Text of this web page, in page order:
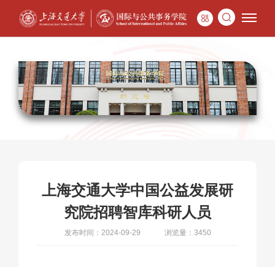
上海交通大学中国公益发展研
究院招聘智库科研人员
发布时间：2024-09-29 浏览量：3450